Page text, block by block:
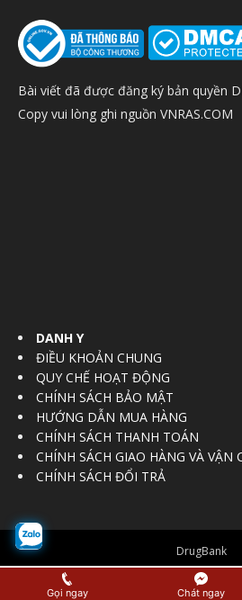
Bài viết đã được đăng ký bản quyền
Copy vui lòng ghi nguồn VNRAS.COM
DANH Y
ĐIỀU KHOẢN CHUNG
QUY CHẾ HOẠT ĐỘNG
CHÍNH SÁCH BẢO MẬT
HƯỚNG DẪN MUA HÀNG
CHÍNH SÁCH THANH TOÁN
CHÍNH SÁCH GIAO HÀNG VÀ VẬN
CHÍNH SÁCH ĐỔI TRẢ
DrugBank
© Copyright 2016 - 2017 Vietnam
Gọi ngay Chát ngay